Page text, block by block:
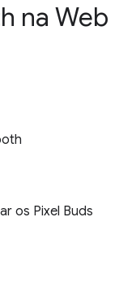
na Web
os Pixel Buds